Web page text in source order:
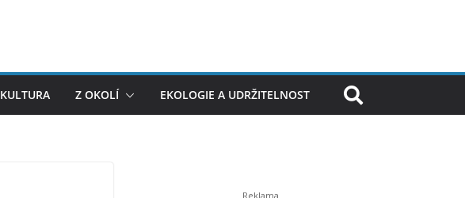
KULTURA Z OKOLÍ EKOLOGIE A UDRŽITELNOST